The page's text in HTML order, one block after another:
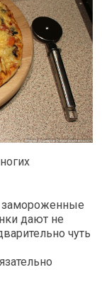
замороженные
дают не
чуть